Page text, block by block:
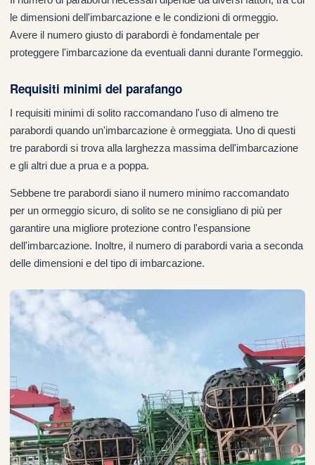
le dimensioni dell'imbarcazione e le condizioni di ormeggio.
Avere il numero giusto di parabordi è fondamentale per
proteggere l'imbarcazione da eventuali danni durante l'ormeggio.
Requisiti minimi del parafango
I requisiti minimi di solito raccomandano l'uso di almeno tre
parabordi quando un'imbarcazione è ormeggiata. Uno di questi
tre parabordi si trova alla larghezza massima dell'imbarcazione
e gli altri due a prua e a poppa.
Sebbene tre parabordi siano il numero minimo raccomandato
per un ormeggio sicuro, di solito se ne consigliano di più per
garantire una migliore protezione contro l'espansione
dell'imbarcazione. Inoltre, il numero di parabordi varia a seconda
delle dimensioni e del tipo di imbarcazione.